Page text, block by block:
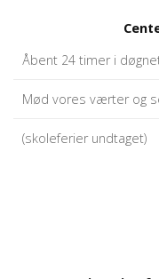
Åbent 24 timer i
Mød vores værter og
(skoleferier undtaget)